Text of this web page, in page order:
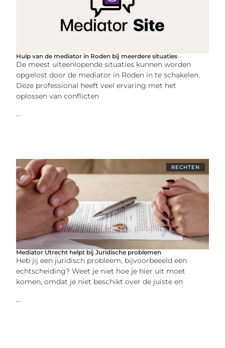
Hulp van de mediator in Roden bij meerdere situaties
De meest uiteenlopende situaties kunnen worden
opgelost door de mediator in Roden in te schakelen.
Deze professional heeft veel ervaring met het
oplossen van conflicten
...
RECHTEN
Mediator Utrecht helpt bij Juridische problemen
Heb jij een juridisch probleem, bijvoorbeeeld een
echtscheiding? Weet je niet hoe je hier uit moet
komen, omdat je niet beschikt over de juiste en
...